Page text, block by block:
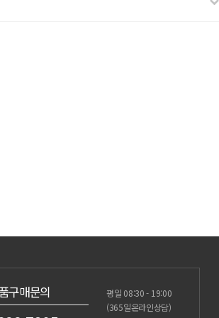
구매문의
평일 08:30 - 19:00
(365일온라인상담)